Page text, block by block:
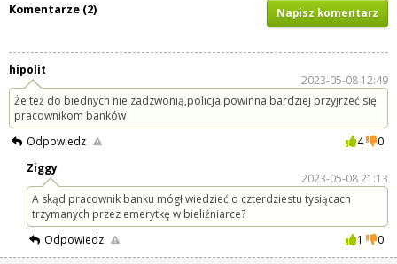
Komentarze (2) Napisz komentarz
hipolit
2023-05-08 12:49
Że też do biednych nie zadzwonią,policja powinna bardziej przyjrzeć się
pracownikom banków
Odpowiedz
4
0
Ziggy
2023-05-08 21:13
A skąd pracownik banku mógł wiedzieć o czterdziestu tysiącach
trzymanych przez emerytkę w bieliźniarce?
Odpowiedz
1 0